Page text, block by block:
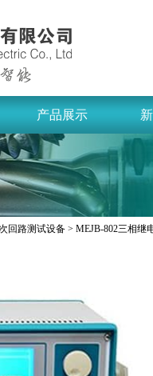
产品展示
回路测试设备 > MEJB-802三相继